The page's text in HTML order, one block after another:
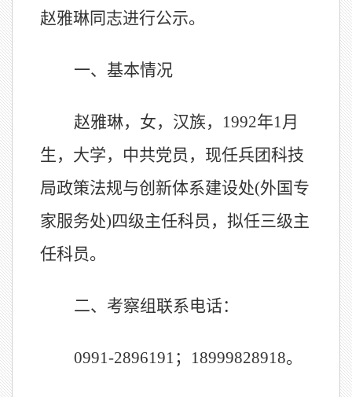
赵雅琳同志进行公示。
一、基本情况
赵雅琳， 女，汉族， 1992年1月
生， 大学，中共党员，现任兵团科技
局政策法规与创新体系建设处(外国专
家服务处)四级主任科员 ，拟任三级主
任科员。
二、考察组联系电话：
0991-2896191；18999828918。